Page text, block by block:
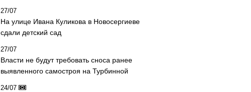
27/07
На улице Ивана Куликова в Новосергиеве
сдали детский сад
27/07
Власти не будут требовать сноса ранее
выявленного самостроя на Турбинной
24/07